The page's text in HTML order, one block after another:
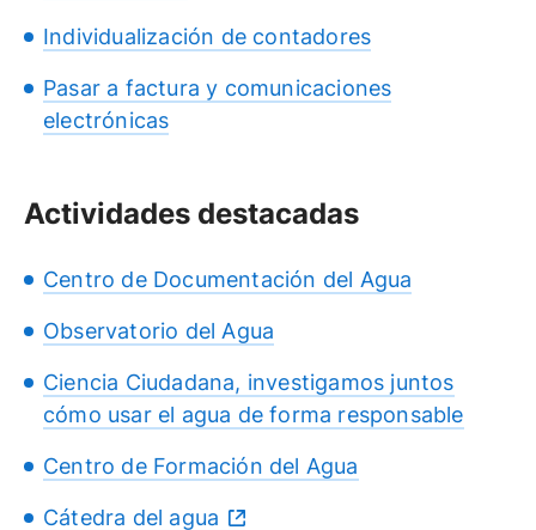
Individualización de contadores
Pasar a factura y comunicaciones
electrónicas
Actividades destacadas
Centro de Documentación del Agua
Observatorio del Agua
Ciencia Ciudadana, investigamos juntos
cómo usar el agua de forma responsable
Centro de Formación del Agua
Cátedra del agua